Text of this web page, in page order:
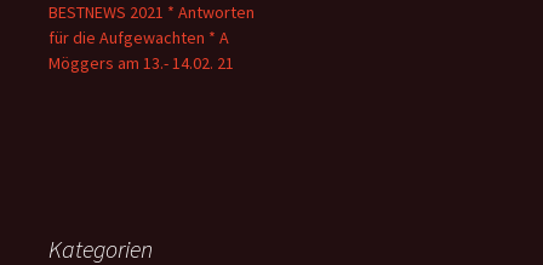
BESTNEWS 2021 * Antworten
für die Aufgewachten * A
Möggers am 13.- 14.02. 21
Kategorien